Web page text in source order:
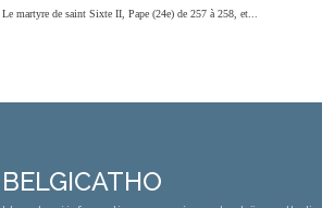
Le martyre de saint Sixte II, Pape (24e) de 257 à 258, et...
BELGICATHO